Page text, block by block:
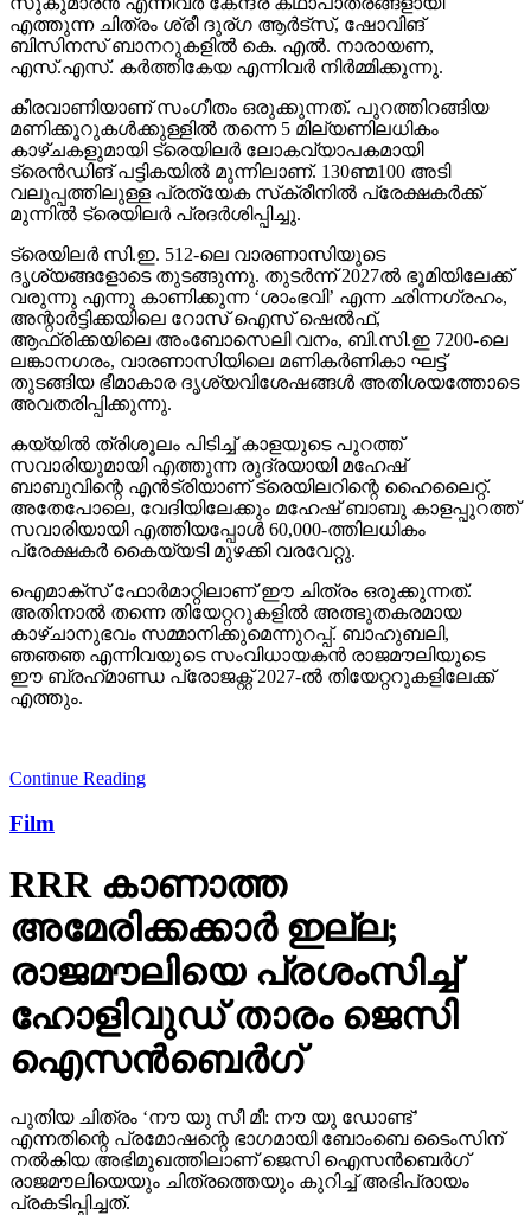
എത്തുന്ന ചിത്രം ശ്രീ ദുര്ഗ ആര്‍ട്‌സ്, ഷോവിങ്
ബിസിനസ് ബാനറുകളില്‍ കെ. എല്‍. നാരായണ,
എസ്.എസ്. കര്‍ത്തികേയ എന്നിവര്‍ നിര്‍മ്മിക്കുന്നു.
കീരവാണിയാണ് സംഗീതം ഒരുക്കുന്നത്. പുറത്തിറങ്ങിയ
മണിക്കൂറുകള്‍ക്കുള്ളില്‍ തന്നെ 5 മില്യണിലധികം
കാഴ്ചകളുമായി ട്രെയിലര്‍ ലോകവ്യാപകമായി
ട്രെന്‍ഡിങ് പട്ടികയില്‍ മുന്നിലാണ്. 130ണ്മ100 അടി
വലുപ്പത്തിലുള്ള പ്രത്യേക സ്‌ക്രീനില്‍ പ്രേക്ഷകര്‍ക്ക്
മുന്നില്‍ ട്രെയിലര്‍ പ്രദര്‍ശിപ്പിച്ചു.
ട്രെയിലര്‍ സി.ഇ. 512-ലെ വാരണാസിയുടെ
ദൃശ്യങ്ങളോടെ തുടങ്ങുന്നു. തുടര്‍ന്ന് 2027ല്‍ ഭൂമിയിലേക്ക്
വരുന്നു എന്നു കാണിക്കുന്ന ‘ശാംഭവി’ എന്ന ഛിന്നഗ്രഹം,
അന്റാര്‍ട്ടിക്കയിലെ റോസ് ഐസ് ഷെല്‍ഫ്,
ആഫ്രിക്കയിലെ അംബോസെലി വനം, ബി.സി.ഇ 7200-ലെ
ലങ്കാനഗരം, വാരണാസിയിലെ മണികര്‍ണികാ ഘട്ട്
തുടങ്ങിയ ഭീമാകാര ദൃശ്യവിശേഷങ്ങള്‍ അതിശയത്തോടെ
അവതരിപ്പിക്കുന്നു.
കയ്യില്‍ ത്രിശൂലം പിടിച്ച് കാളയുടെ പുറത്ത്
സവാരിയുമായി എത്തുന്ന രുദ്രയായി മഹേഷ്
ബാബുവിന്റെ എന്‍ട്രിയാണ് ട്രെയിലറിന്റെ ഹൈലൈറ്റ്.
അതേപോലെ, വേദിയിലേക്കും മഹേഷ് ബാബു കാളപ്പുറത്ത്
സവാരിയായി എത്തിയപ്പോള്‍ 60,000-ത്തിലധികം
പ്രേക്ഷകര്‍ കൈയ്യടി മുഴക്കി വരവേറ്റു.
ഐമാക്‌സ് ഫോര്‍മാറ്റിലാണ് ഈ ചിത്രം ഒരുക്കുന്നത്.
അതിനാല്‍ തന്നെ തിയേറ്ററുകളില്‍ അത്ഭുതകരമായ
കാഴ്ചാനുഭവം സമ്മാനിക്കുമെന്നുറപ്പ്. ബാഹുബലി,
ഞഞഞ എന്നിവയുടെ സംവിധായകന്‍ രാജമൗലിയുടെ
ഈ ബ്രഹ്‌മാണ്ഡ പ്രോജക്റ്റ് 2027-ല്‍ തിയേറ്ററുകളിലേക്ക്
എത്തും.
Continue Reading
Film
RRR കാണാത്ത
അമേരിക്കക്കാര്‍ ഇല്ല;
രാജമൗലിയെ പ്രശംസിച്ച്
ഹോളിവുഡ് താരം ജെസി
ഐസന്‍ബെര്‍ഗ്
പുതിയ ചിത്രം ‘നൗ യു സീ മീ: നൗ യു ഡോണ്ട്’
എന്നതിന്റെ പ്രമോഷന്റെ ഭാഗമായി ബോംബെ ടൈംസിന്
നല്‍കിയ അഭിമുഖത്തിലാണ് ജെസി ഐസന്‍ബെര്‍ഗ്
രാജമൗലിയെയും ചിത്രത്തെയും കുറിച്ച് അഭിപ്രായം
പ്രകടിപ്പിച്ചത്.